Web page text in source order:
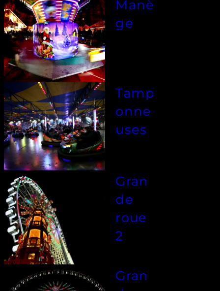
Manè
ge
Tamp
onne
uses
Gran
de
roue
2
Gran